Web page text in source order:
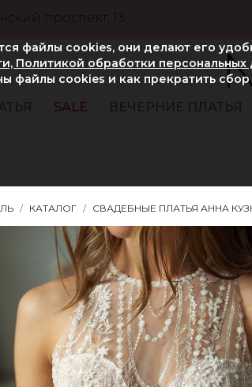
проспект, 13
SALE ВЕЧЕРНИЕ ПЛАТЬЯ
КАТАЛОГ СВАДЕБНЫЕ ПЛАТЬЯ АННА
файлы cookies, они делают его
Политикой обработки
файлы сookies и как прекратить